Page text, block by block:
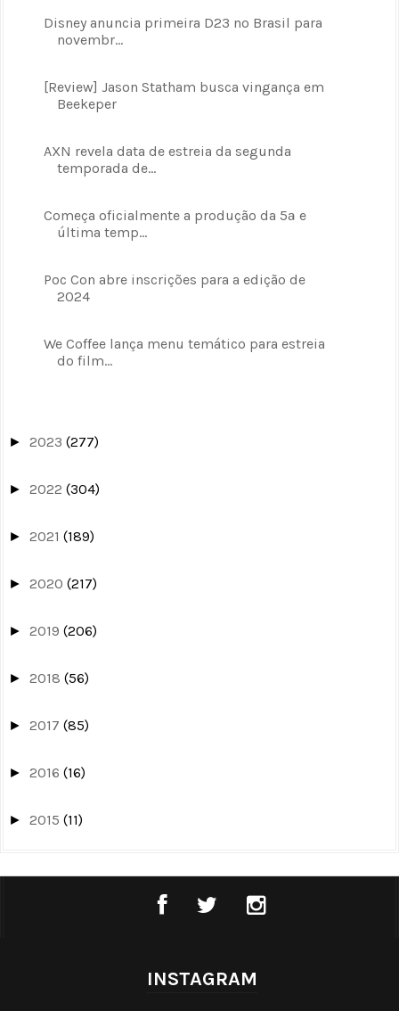
Disney anuncia primeira D23 no Brasil para
novembr...
[Review] Jason Statham busca vingança em
Beekeper
AXN revela data de estreia da segunda
temporada de...
Começa oficialmente a produção da 5ª e
última temp...
Poc Con abre inscrições para a edição de
2024
We Coffee lança menu temático para estreia
do film...
► 2023 (277)
► 2022 (304)
► 2021 (189)
► 2020 (217)
► 2019 (206)
► 2018 (56)
► 2017 (85)
► 2016 (16)
► 2015 (11)
INSTAGRAM